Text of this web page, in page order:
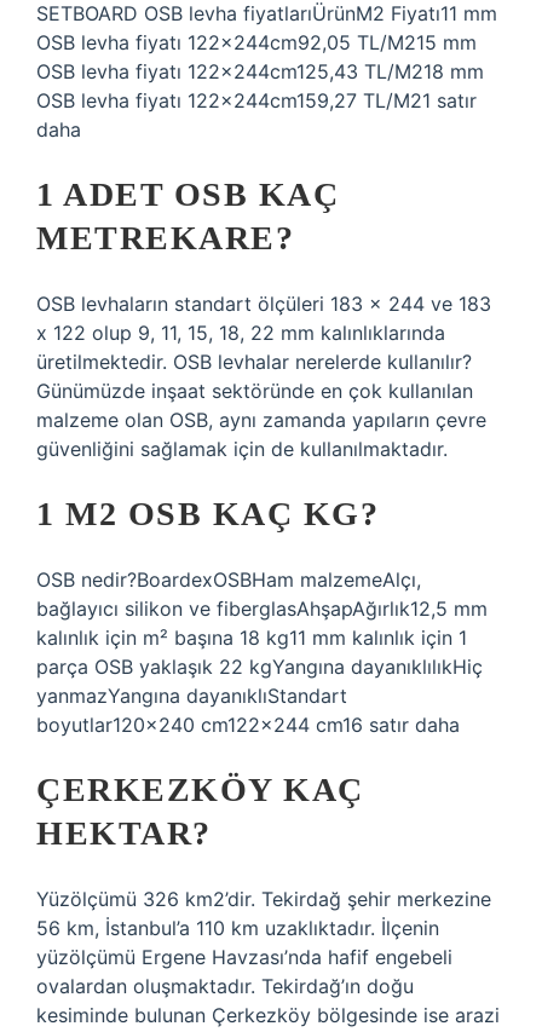
SETBOARD OSB levha fiyatlarıÜrünM2 Fiyatı11 mm
OSB levha fiyatı 122x244cm92,05 TL/M215 mm
OSB levha fiyatı 122x244cm125,43 TL/M218 mm
OSB levha fiyatı 122x244cm159,27 TL/M21 satır
daha
1 ADET OSB KAÇ
METREKARE?
OSB levhaların standart ölçüleri 183 x 244 ve 183
x 122 olup 9, 11, 15, 18, 22 mm kalınlıklarında
üretilmektedir. OSB levhalar nerelerde kullanılır?
Günümüzde inşaat sektöründe en çok kullanılan
malzeme olan OSB, aynı zamanda yapıların çevre
güvenliğini sağlamak için de kullanılmaktadır.
1 M2 OSB KAÇ KG?
OSB nedir?BoardexOSBHam malzemeAlçı,
bağlayıcı silikon ve fiberglasAhşapAğırlık12,5 mm
kalınlık için m² başına 18 kg11 mm kalınlık için 1
parça OSB yaklaşık 22 kgYangına dayanıklılıkHiç
yanmazYangına dayanıklıStandart
boyutlar120x240 cm122x244 cm16 satır daha
ÇERKEZKÖY KAÇ
HEKTAR?
Yüzölçümü 326 km2’dir. Tekirdağ şehir merkezine
56 km, İstanbul’a 110 km uzaklıktadır. İlçenin
yüzölçümü Ergene Havzası’nda hafif engebeli
ovalardan oluşmaktadır. Tekirdağ’ın doğu
kesiminde bulunan Çerkezköy bölgesinde ise arazi